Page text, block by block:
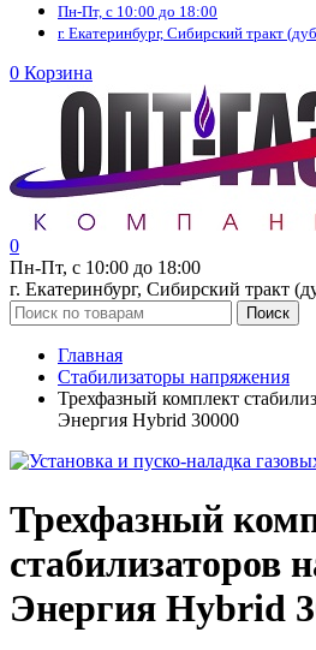
Пн-Пт, с 10:00 до 18:00
г. Екатеринбург, Сибирский тракт
0 Корзина
0
Пн-Пт, с 10:00 до 18:00
г. Екатеринбург, Сибирский тракт
Поиск
Главная
Стабилизаторы напряжения
Трехфазный комплект
Энергия Hybrid 30000
Трехфазный
стабилизаторов
Энергия Hybrid